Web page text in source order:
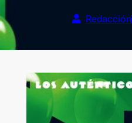
Redacción